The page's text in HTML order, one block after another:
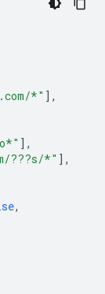
*" ],
],
???s/*" ],
,